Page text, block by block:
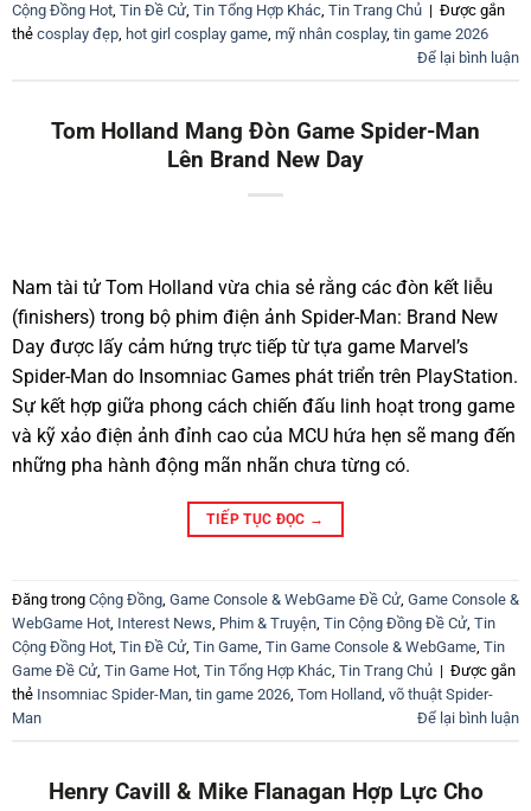
Cộng Đồng Hot, Tin Đề Cử, Tin Tổng Hợp Khác, Tin Trang Chủ | Được gắn
thẻ cosplay đẹp, hot girl cosplay game, mỹ nhân cosplay, tin game 2026
Để lại bình luận
Tom Holland Mang Đòn Game Spider-Man
Lên Brand New Day
Nam tài tử Tom Holland vừa chia sẻ rằng các đòn kết liễu
(finishers) trong bộ phim điện ảnh Spider-Man: Brand New
Day được lấy cảm hứng trực tiếp từ tựa game Marvel’s
Spider-Man do Insomniac Games phát triển trên PlayStation.
Sự kết hợp giữa phong cách chiến đấu linh hoạt trong game
và kỹ xảo điện ảnh đỉnh cao của MCU hứa hẹn sẽ mang đến
những pha hành động mãn nhãn chưa từng có.
TIẾP TỤC ĐỌC →
Đăng trong Cộng Đồng, Game Console & WebGame Đề Cử, Game Console &
WebGame Hot, Interest News, Phim & Truyện, Tin Cộng Đồng Đề Cử, Tin
Cộng Đồng Hot, Tin Đề Cử, Tin Game, Tin Game Console & WebGame, Tin
Game Đề Cử, Tin Game Hot, Tin Tổng Hợp Khác, Tin Trang Chủ | Được gắn
thẻ Insomniac Spider-Man, tin game 2026, Tom Holland, võ thuật Spider-
Man
Để lại bình luận
Henry Cavill & Mike Flanagan Hợp Lực Cho